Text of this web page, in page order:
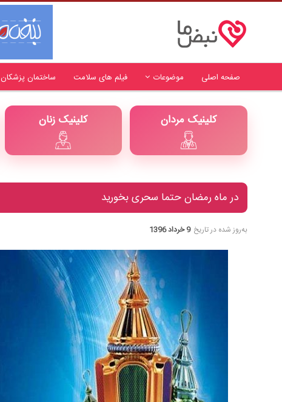
صفحه اصلی موضوعات فیلم های سلامت ساختمان پزشکان
کلینیک زنان کلینیک مردان
در ماه رمضان حتما سحری بخورید
به‌روز شده در تاریخ 9 خرداد 1396